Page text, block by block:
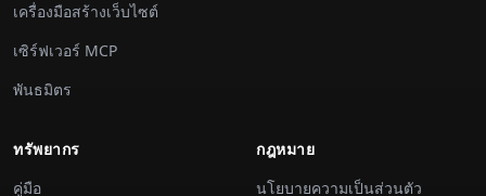
เครื่องมือสร้างเว็บไซต์
เซิร์ฟเวอร์ MCP
พันธมิตร
ทรัพยากร
คู่มือ
กฎหมาย
นโยบายความเป็นส่วนตัว